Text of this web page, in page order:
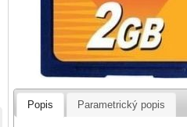
Popis Parametrický popis